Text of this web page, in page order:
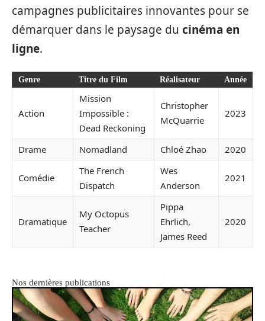
campagnes publicitaires innovantes pour se
démarquer dans le paysage du cinéma en
ligne.
Genre Titre du Film Réalisateur Année
Action
Mission
Impossible :
Dead Reckoning
Christopher
McQuarrie
2023
Drame Nomadland Chloé Zhao 2020
Comédie
The French
Dispatch
Wes
Anderson
2021
Dramatique
My Octopus
Teacher
Pippa
Ehrlich,
James Reed
2020
Nos dernières publications